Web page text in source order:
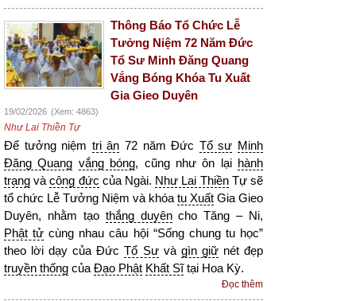
Thông Báo Tổ Chức Lễ
Tưởng Niệm 72 Năm Đức
Tổ Sư Minh Đăng Quang
Vắng Bóng Khóa Tu Xuất
Gia Gieo Duyên
19/02/2026 (Xem: 4863)
Như Lai Thiền Tự
Để tưởng niệm tri ân 72 năm Đức Tổ sư Minh
Đăng Quang vắng bóng, cũng như ôn lại hành
trạng vàcông đức của Ngài. Như Lai ThiềnTự sẽ
tổ chức Lễ Tưởng Niệm và khóatu Xuất Gia Gieo
Duyên, nhằm tạo thắng duyêncho Tăng – Ni,
Phật tử cùng nhau câu hội “Sống chung tu học”
theo lời dạy của ĐứcTổ Sưvà gìn giữnét đẹp
truyền thống củaĐạo Phật Khất Sĩtại Hoa Kỳ.
Đọc thêm